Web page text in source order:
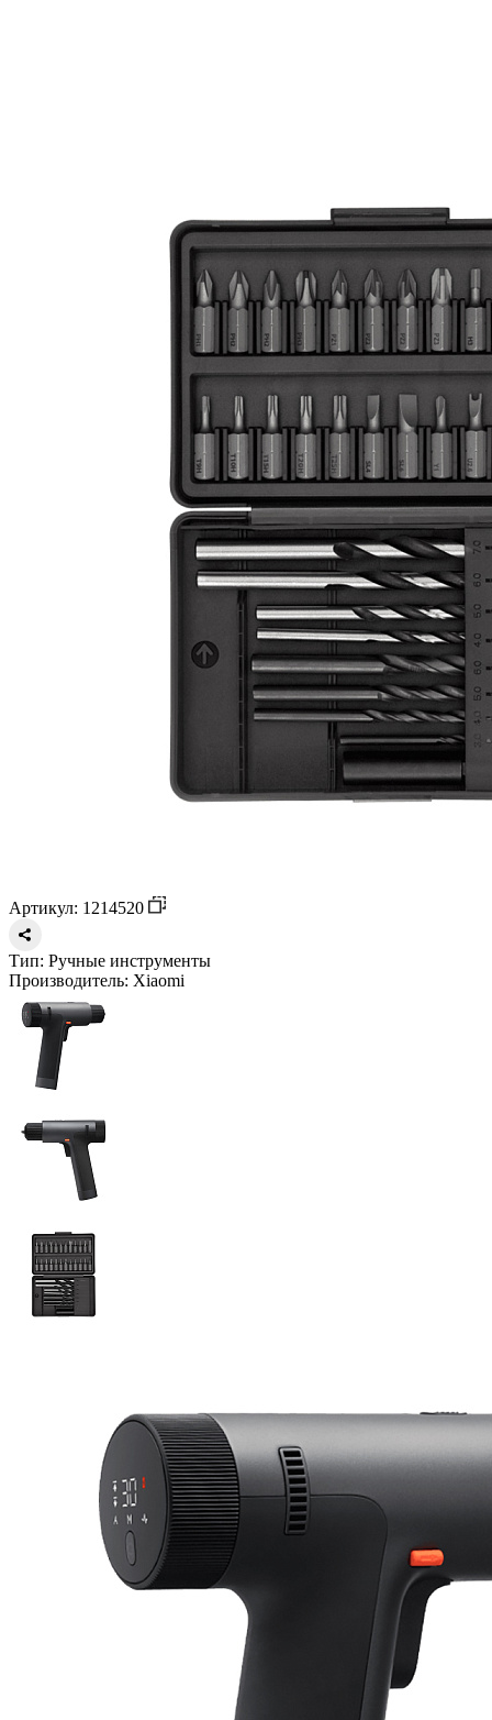
Артикул: 1214520
Тип: Ручные инструменты
Производитель: Xiaomi